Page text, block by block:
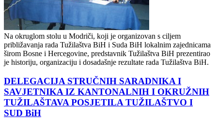
Na okruglom stolu u Modriči, koji je organizovan s ciljem
približavanja rada Tužilaštva BiH i Suda BiH lokalnim zajednicama
širom Bosne i Hercegovine, predstavnik Tužilaštva BiH prezentirao
je historiju, organizaciju i dosadašnje rezultate rada Tužilaštva BiH.
DELEGACIJA STRUČNIH SARADNIKA I
SAVJETNIKA IZ KANTONALNIH I OKRUŽNIH
TUŽILAŠTAVA POSJETILA TUŽILAŠTVO I
SUD BiH